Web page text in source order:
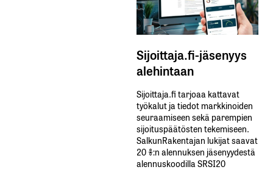
Sijoittaja.fi-jäsenyys
alehintaan
Sijoittaja.fi tarjoaa kattavat
työkalut ja tiedot markkinoiden
seuraamiseen sekä parempien
sijoituspäätösten tekemiseen.
SalkunRakentajan lukijat saavat
20 %:n alennuksen jäsenyydestä
alennuskoodilla SRSI20